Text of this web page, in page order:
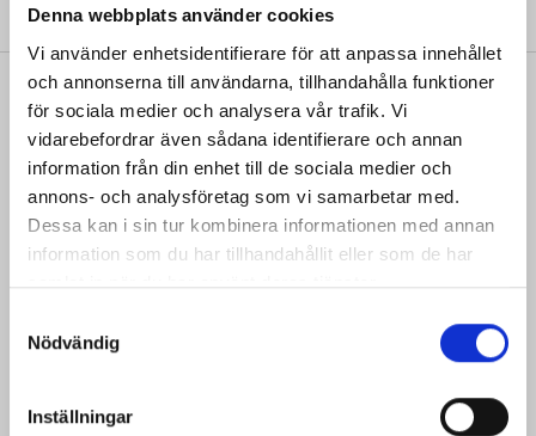
Denna webbplats använder cookies
Vi använder enhetsidentifierare för att anpassa innehållet
och annonserna till användarna, tillhandahålla funktioner
för sociala medier och analysera vår trafik. Vi
vidarebefordrar även sådana identifierare och annan
information från din enhet till de sociala medier och
annons- och analysföretag som vi samarbetar med.
Dessa kan i sin tur kombinera informationen med annan
information som du har tillhandahållit eller som de har
samlat in när du har använt deras tjänster.
Nödvändig
Inställningar
SENAST FRÅN VÅRA TIDNINGAR
Yrkesläraren
Granskning visar brister i APL och falska kontrakt
Debatt: Matten stänger dörren för många komvuxelever